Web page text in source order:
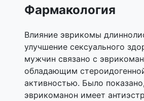
Фармакология
Влияние эврикомы
улучшение сексуального
мужчин связано с
обладающим
активностью. Было
эврикоманон имеет